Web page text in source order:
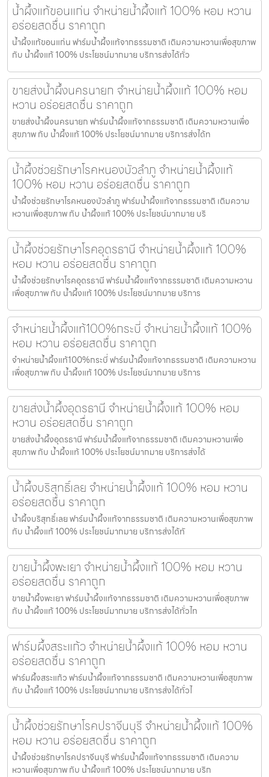
น้ำผึ้งแท้ขอนแก่น จำหน่ายน้ำผึ้งแท้ 100% หอม หวาน
อร่อยสดชื่น ราคาถูก
น้ำผึ้งแท้ขอนแก่น ฟาร์มน้ำผึ้งแท้จากธรรมชาติ เติมความหวานเพื่อสุขภาพ
กับ น้ำผึ้งแท้ 100% ประโยชน์มากมาย บริการส่งได้ทั่ว
ขายส่งน้ำผึ้งนครนายก จำหน่ายน้ำผึ้งแท้ 100% หอม
หวาน อร่อยสดชื่น ราคาถูก
ขายส่งน้ำผึ้งนครนายก ฟาร์มน้ำผึ้งแท้จากธรรมชาติ เติมความหวานเพื่อ
สุขภาพ กับ น้ำผึ้งแท้ 100% ประโยชน์มากมาย บริการส่งได้ท
น้ำผึ้งช่วยรักษาโรคหนองบัวลำภู จำหน่ายน้ำผึ้งแท้
100% หอม หวาน อร่อยสดชื่น ราคาถูก
น้ำผึ้งช่วยรักษาโรคหนองบัวลำภู ฟาร์มน้ำผึ้งแท้จากธรรมชาติ เติมความ
หวานเพื่อสุขภาพ กับ น้ำผึ้งแท้ 100% ประโยชน์มากมาย บริ
น้ำผึ้งช่วยรักษาโรคอุดรธานี จำหน่ายน้ำผึ้งแท้ 100%
หอม หวาน อร่อยสดชื่น ราคาถูก
น้ำผึ้งช่วยรักษาโรคอุดรธานี ฟาร์มน้ำผึ้งแท้จากธรรมชาติ เติมความหวาน
เพื่อสุขภาพ กับ น้ำผึ้งแท้ 100% ประโยชน์มากมาย บริการ
จำหน่ายน้ำผึ้งแท้100%กระบี่ จำหน่ายน้ำผึ้งแท้ 100%
หอม หวาน อร่อยสดชื่น ราคาถูก
จำหน่ายน้ำผึ้งแท้100%กระบี่ ฟาร์มน้ำผึ้งแท้จากธรรมชาติ เติมความหวาน
เพื่อสุขภาพ กับ น้ำผึ้งแท้ 100% ประโยชน์มากมาย บริการ
ขายส่งน้ำผึ้งอุดรธานี จำหน่ายน้ำผึ้งแท้ 100% หอม
หวาน อร่อยสดชื่น ราคาถูก
ขายส่งน้ำผึ้งอุดรธานี ฟาร์มน้ำผึ้งแท้จากธรรมชาติ เติมความหวานเพื่อ
สุขภาพ กับ น้ำผึ้งแท้ 100% ประโยชน์มากมาย บริการส่งได้
น้ำผึ้งบริสุทธิ์เลย จำหน่ายน้ำผึ้งแท้ 100% หอม หวาน
อร่อยสดชื่น ราคาถูก
น้ำผึ้งบริสุทธิ์เลย ฟาร์มน้ำผึ้งแท้จากธรรมชาติ เติมความหวานเพื่อสุขภาพ
กับ น้ำผึ้งแท้ 100% ประโยชน์มากมาย บริการส่งได้ทั
ขายน้ำผึ้งพะเยา จำหน่ายน้ำผึ้งแท้ 100% หอม หวาน
อร่อยสดชื่น ราคาถูก
ขายน้ำผึ้งพะเยา ฟาร์มน้ำผึ้งแท้จากธรรมชาติ เติมความหวานเพื่อสุขภาพ
กับ น้ำผึ้งแท้ 100% ประโยชน์มากมาย บริการส่งได้ทั่วไท
ฟาร์มผึ้งสระแก้ว จำหน่ายน้ำผึ้งแท้ 100% หอม หวาน
อร่อยสดชื่น ราคาถูก
ฟาร์มผึ้งสระแก้ว ฟาร์มน้ำผึ้งแท้จากธรรมชาติ เติมความหวานเพื่อสุขภาพ
กับ น้ำผึ้งแท้ 100% ประโยชน์มากมาย บริการส่งได้ทั่วไ
น้ำผึ้งช่วยรักษาโรคปราจีนบุรี จำหน่ายน้ำผึ้งแท้ 100%
หอม หวาน อร่อยสดชื่น ราคาถูก
น้ำผึ้งช่วยรักษาโรคปราจีนบุรี ฟาร์มน้ำผึ้งแท้จากธรรมชาติ เติมความ
หวานเพื่อสุขภาพ กับ น้ำผึ้งแท้ 100% ประโยชน์มากมาย บริก